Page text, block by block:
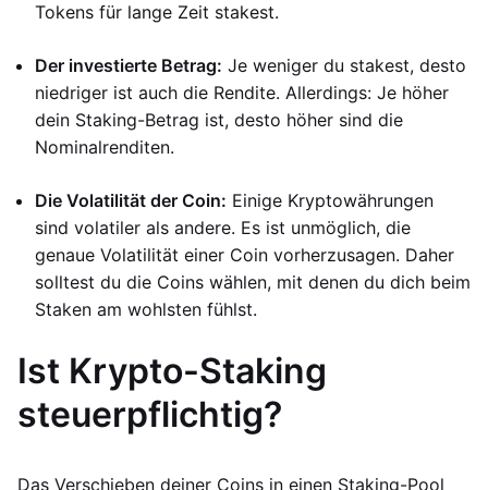
Tokens für lange Zeit stakest.
Der investierte Betrag: Je weniger du stakest, desto
niedriger ist auch die Rendite. Allerdings: Je höher
dein Staking-Betrag ist, desto höher sind die
Nominalrenditen.
Die Volatilität der Coin: Einige Kryptowährungen
sind volatiler als andere. Es ist unmöglich, die
genaue Volatilität einer Coin vorherzusagen. Daher
solltest du die Coins wählen, mit denen du dich beim
Staken am wohlsten fühlst.
Ist Krypto-Staking
steuerpflichtig?
Das Verschieben deiner Coins in einen Staking-Pool